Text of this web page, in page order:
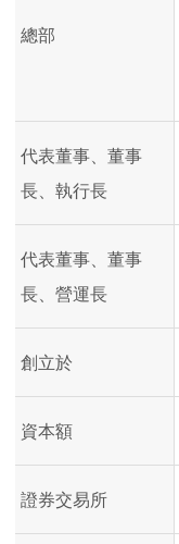
總部
代表董事、董事
長、執行長
代表董事、董事
長、營運長
創立於
資本額
證券交易所